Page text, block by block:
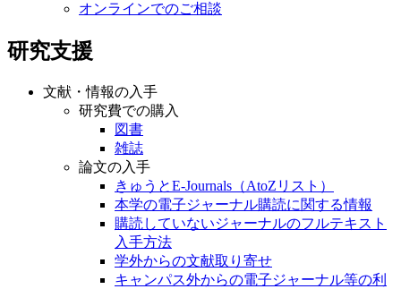
オンラインでのご相談
研究支援
文献・情報の入手
研究費での購入
図書
雑誌
論文の入手
きゅうとE-Journals（AtoZリスト）
本学の電子ジャーナル購読に関する情報
購読していないジャーナルのフルテキスト
入手方法
学外からの文献取り寄せ
キャンパス外からの電子ジャーナル等の利